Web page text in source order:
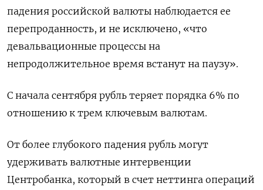
падения российской валюты наблюдается ее
перепроданность, и не исключено, «что
девальвационные процессы на
непродолжительное время встанут на паузу».
С начала сентября рубль теряет порядка 6% по
отношению к трем ключевым валютам.
От более глубокого падения рубль могут
удерживать валютные интервенции
Центробанка, который в счет неттинга операций